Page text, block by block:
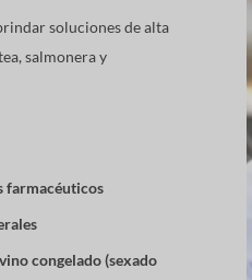
soluciones de alta
salmonera y
farmacéuticos
congelado (sexado